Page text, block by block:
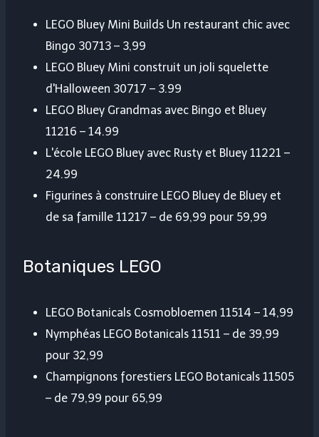
LEGO Bluey Mini Builds Un restaurant chic avec
Bingo 30713 – 3,99
LEGO Bluey Mini construit un joli squelette
d'Halloween 30717 – 3.99
LEGO Bluey Grandmas avec Bingo et Bluey
11216 – 14.99
L'école LEGO Bluey avec Rusty et Bluey 11221 –
24.99
Figurines à construire LEGO Bluey de Bluey et
de sa famille 11217 – de 69,99 pour 59,99
Botaniques LEGO
LEGO Botanicals Cosmobloemen 11514 – 14,99
Nymphéas LEGO Botanicals 11511 – de 39,99
pour 32,99
Champignons forestiers LEGO Botanicals 11505
– de 79,99 pour 65,99